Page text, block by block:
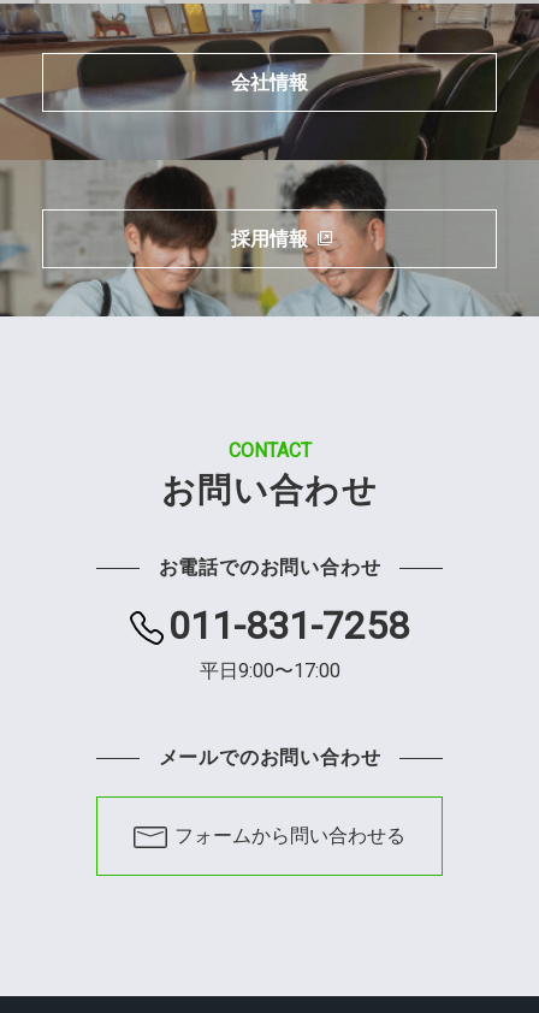
会社情報
採用情報
CONTACT
お問い合わせ
お電話でのお問い合わせ
011-831-7258
平日9:00〜17:00
メールでのお問い合わせ
フォームから問い合わせる